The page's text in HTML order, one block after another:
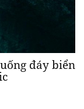
đáy biển